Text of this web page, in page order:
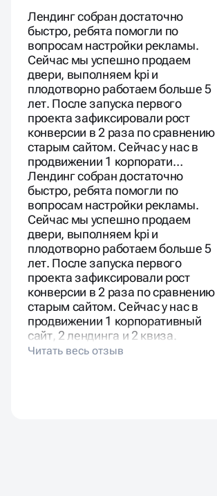
Лендинг собран достаточно
быстро, ребята помогли по
вопросам настройки рекламы.
Сейчас мы успешно продаем
двери, выполняем kpi и
плодотворно работаем больше 5
лет. После запуска первого
проекта зафиксировали рост
конверсии в 2 раза по сравнению с
старым сайтом. Сейчас у нас в
продвижении 1 корпорати…
Лендинг собран достаточно
быстро, ребята помогли по
вопросам настройки рекламы.
Сейчас мы успешно продаем
двери, выполняем kpi и
плодотворно работаем больше 5
лет. После запуска первого
проекта зафиксировали рост
конверсии в 2 раза по сравнению с
старым сайтом. Сейчас у нас в
продвижении 1 корпоративный
сайт, 2 лендинга и 2 квиза.